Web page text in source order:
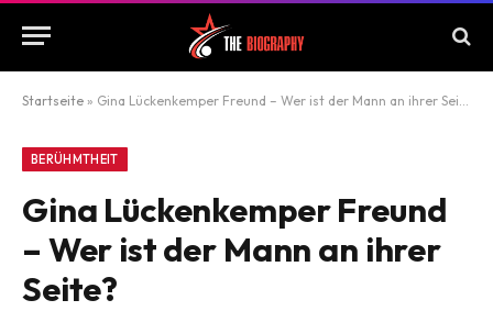
Startseite » Gina Lückenkemper Freund – Wer ist der Mann an ihrer Seite?
BERÜHMTHEIT
Gina Lückenkemper Freund
– Wer ist der Mann an ihrer
Seite?